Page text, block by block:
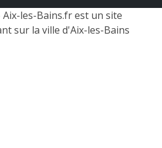
Aix-les-Bains.fr est un site
sur la ville d'Aix-les-Bains